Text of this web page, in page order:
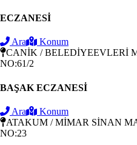
ECZANESİ
Ara
Konum
CANİK / BELEDİYEEVLERİ
NO:61/2
BAŞAK ECZANESİ
Ara
Konum
ATAKUM / MİMAR SİNAN
NO:23